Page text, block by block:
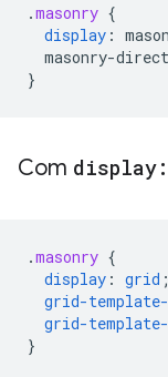
.masonry {
display :
masonry-
}
Com
.masonry {
display : grid ;
grid-template-
grid-template-
}